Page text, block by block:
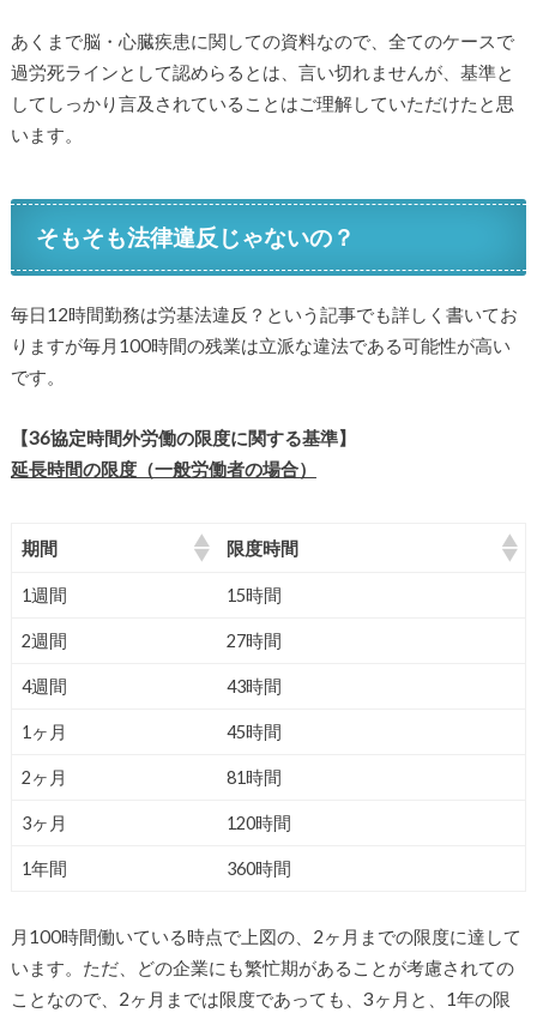
あくまで脳・心臓疾患に関しての資料なので、全てのケースで
過労死ラインとして認めらるとは、言い切れませんが、基準と
してしっかり言及されていることはご理解していただけたと思
います。
そもそも法律違反じゃないの？
毎日12時間勤務は労基法違反？という記事でも詳しく書いてお
りますが毎月100時間の残業は立派な違法である可能性が高い
です。
【36協定時間外労働の限度に関する基準】
延長時間の限度（一般労働者の場合）
期間 限度時間
1週間 15時間
2週間 27時間
4週間 43時間
1ヶ月 45時間
2ヶ月 81時間
3ヶ月 120時間
1年間 360時間
月100時間働いている時点で上図の、2ヶ月までの限度に達して
います。ただ、どの企業にも繁忙期があることが考慮されての
ことなので、2ヶ月までは限度であっても、3ヶ月と、1年の限